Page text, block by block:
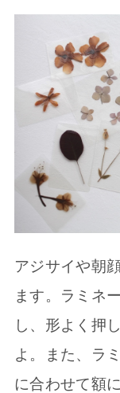
アジサイや朝
ます。ラミネ
し、形よく押
よ。また、ラ
に合わせて額